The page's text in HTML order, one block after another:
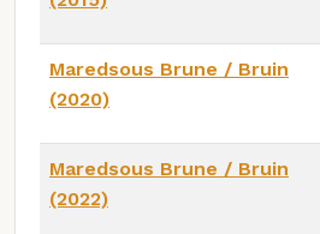
Maredsous Brune / Bruin
(2020)
Maredsous Brune / Bruin
(2022)